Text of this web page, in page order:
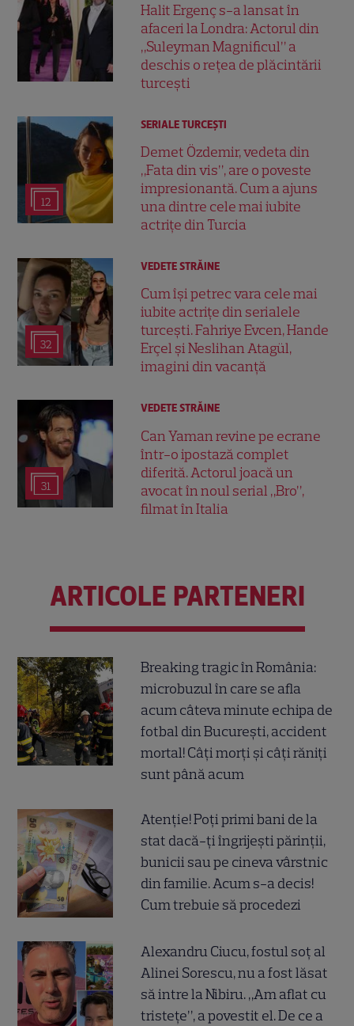
Halit Ergenç s-a lansat în
afaceri la Londra: Actorul din
„Suleyman Magnificul” a
deschis o rețea de plăcintării
turcești
12
SERIALE TURCEŞTI
Demet Özdemir, vedeta din
„Fata din vis”, are o poveste
impresionantă. Cum a ajuns
una dintre cele mai iubite
actrițe din Turcia
32
VEDETE STRĂINE
Cum își petrec vara cele mai
iubite actrițe din serialele
turcești. Fahriye Evcen, Hande
Erçel și Neslihan Atagül,
imagini din vacanță
31
VEDETE STRĂINE
Can Yaman revine pe ecrane
într-o ipostază complet
diferită. Actorul joacă un
avocat în noul serial „Bro”,
filmat în Italia
ARTICOLE PARTENERI
Breaking tragic în România:
microbuzul în care se afla
acum câteva minute echipa de
fotbal din București, accident
mortal! Câți morți și câți răniți
sunt până acum
Atenție! Poți primi bani de la
stat dacă-ți îngrijești părinții,
bunicii sau pe cineva vârstnic
din familie. Acum s-a decis!
Cum trebuie să procedezi
Alexandru Ciucu, fostul soț al
Alinei Sorescu, nu a fost lăsat
să intre la Nibiru. „Am aflat cu
tristețe”, a povestit el. De ce a